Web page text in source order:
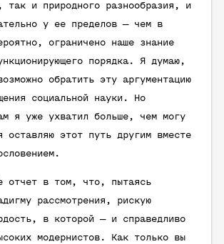
так и природного разнообразия, и
у ее пределов — чем в
ограничено наше знание
порядка. Я думаю,
обратить эту аргументацию
социальной науки. Но
я уже ухватил больше, чем могу
оставляю этот путь другим вместе
отчет в том, что, пытаясь
рассмотрения, рискую
в которой — и справедливо
модернистов. Как только вы